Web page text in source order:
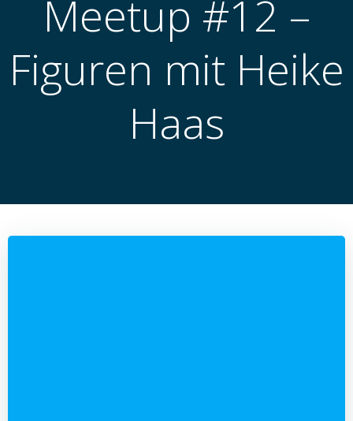
Meetup #12 –
Figuren mit Heike
Haas